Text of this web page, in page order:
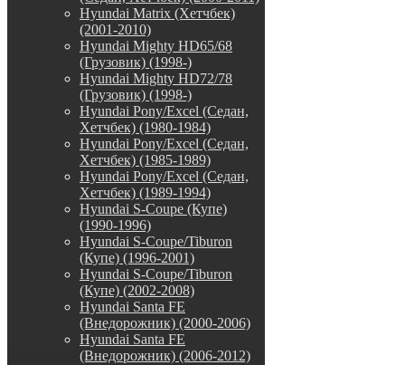
Hyundai Matrix (Хетчбек)
(2001-2010)
Hyundai Mighty HD65/68
(Грузовик) (1998-)
Hyundai Mighty HD72/78
(Грузовик) (1998-)
Hyundai Pony/Excel (Седан,
Хетчбек) (1980-1984)
Hyundai Pony/Excel (Седан,
Хетчбек) (1985-1989)
Hyundai Pony/Excel (Седан,
Хетчбек) (1989-1994)
Hyundai S-Coupe (Купе)
(1990-1996)
Hyundai S-Coupe/Tiburon
(Купе) (1996-2001)
Hyundai S-Coupe/Tiburon
(Купе) (2002-2008)
Hyundai Santa FE
(Внедорожник) (2000-2006)
Hyundai Santa FE
(Внедорожник) (2006-2012)